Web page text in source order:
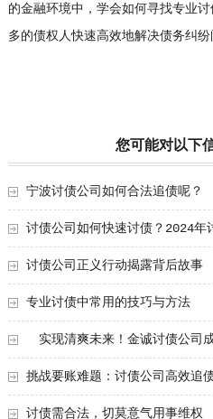
的金融环境中，学会如何寻找专业
多的债权人快速高效地解决债务纠纷
您可能对以下
宁波讨债公司如何合法追债呢？
讨债公司如何快速讨债？2024年
讨债公司正义行动揭露背后故事
专业讨债中常用的技巧与方法
实现清爽未来！金诚讨债公司
活力
挑战要账难题：讨债公司高效追
讨债需合法，切莫意气用事维权